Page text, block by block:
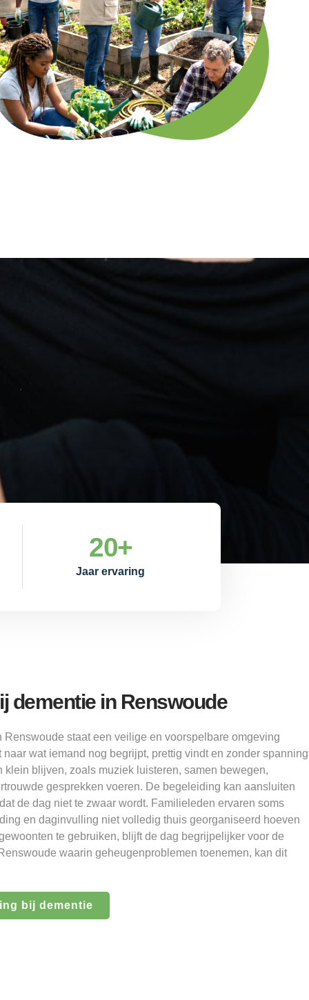
Jaar ervaring
20+
dementie in Renswoude
Renswoude staat een veilige en voorspelbare omgeving
wat iemand nog begrijpt, prettig vindt en zonder spanning
klein blijven, zoals muziek luisteren, samen bewegen,
gesprekken voeren. De begeleiding kan aansluiten
de dag niet te zwaar wordt. Familieleden ervaren soms
en daginvulling niet volledig thuis georganiseerd hoeven
te gebruiken, blijft de dag begrijpelijker voor de
waarin geheugenproblemen toenemen, kan dit
bij dementie